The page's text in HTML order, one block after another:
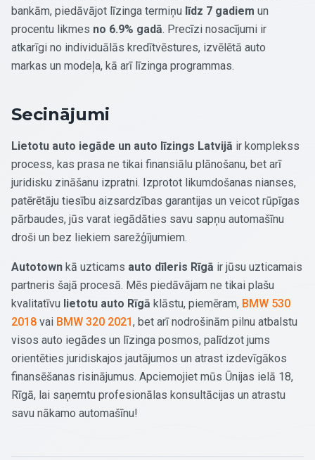
bankām, piedāvājot līzinga termiņu līdz 7 gadiem un
procentu likmes no 6.9% gadā. Precīzi nosacījumi ir
atkarīgi no individuālās kredītvēstures, izvēlētā auto
markas un modeļa, kā arī līzinga programmas.
Secinājumi
Lietotu auto iegāde un auto līzings Latvijā ir komplekss
process, kas prasa ne tikai finansiālu plānošanu, bet arī
juridisku zināšanu izpratni. Izprotot likumdošanas nianses,
patērētāju tiesību aizsardzības garantijas un veicot rūpīgas
pārbaudes, jūs varat iegādāties savu sapņu automašīnu
droši un bez liekiem sarežģījumiem.
Autotown kā uzticams auto dīleris Rīgā ir jūsu uzticamais
partneris šajā procesā. Mēs piedāvājam ne tikai plašu
kvalitatīvu lietotu auto Rīgā klāstu, piemēram, BMW 530
2018 vai BMW 320 2021, bet arī nodrošinām pilnu atbalstu
visos auto iegādes un līzinga posmos, palīdzot jums
orientēties juridiskajos jautājumos un atrast izdevīgākos
finansēšanas risinājumus. Apciemojiet mūs Ūnijas ielā 18,
Rīgā, lai saņemtu profesionālas konsultācijas un atrastu
savu nākamo automašīnu!